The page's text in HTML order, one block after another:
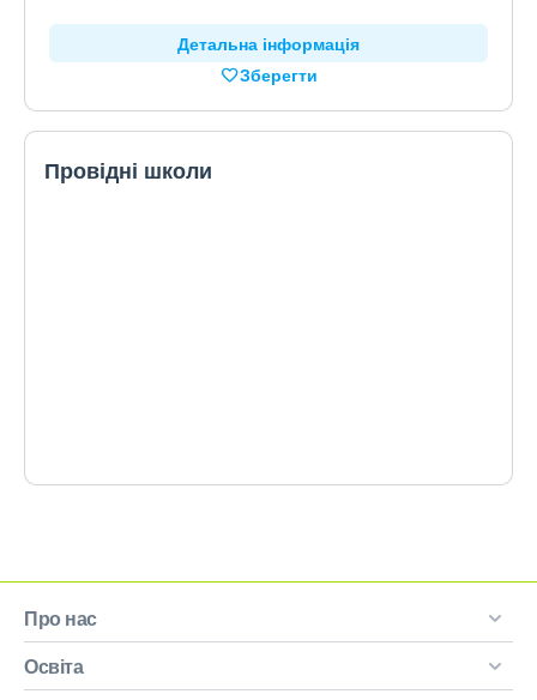
Детальна інформація
Зберегти
Провідні школи
Про нас
Освіта